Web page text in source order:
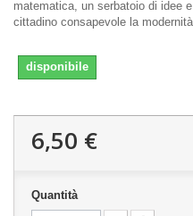
matematica, un serbatoio di idee
cittadino consapevole la
disponibile
6,50 €
Quantità